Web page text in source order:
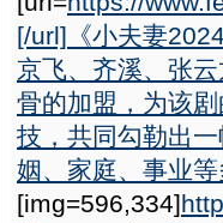
[/url]《小夫妻
京飞、齐溪、张
骨的加盟，为该
技，共同勾勒出
姻、家庭、事业
[img=596,334]